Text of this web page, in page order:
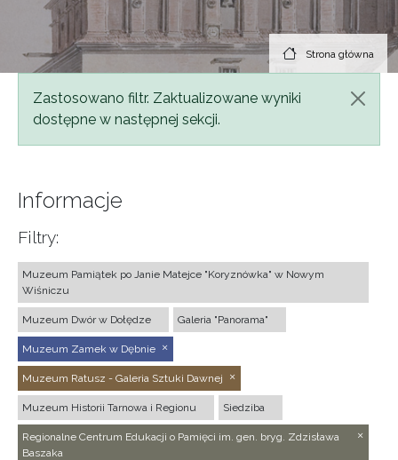
Strona główna
Komunikat
Zastosowano filtr. Zaktualizowane wyniki
dostępne w następnej sekcji.
Informacje
Filtry:
Muzeum Pamiątek po Janie Matejce "Koryznówka" w Nowym
Wiśniczu
Muzeum Dwór w Dołędze Galeria "Panorama"
Muzeum Zamek w Dębnie
Muzeum Ratusz - Galeria Sztuki Dawnej
Muzeum Historii Tarnowa i Regionu Siedziba
Regionalne Centrum Edukacji o Pamięci im. gen. bryg. Zdzisława
Baszaka